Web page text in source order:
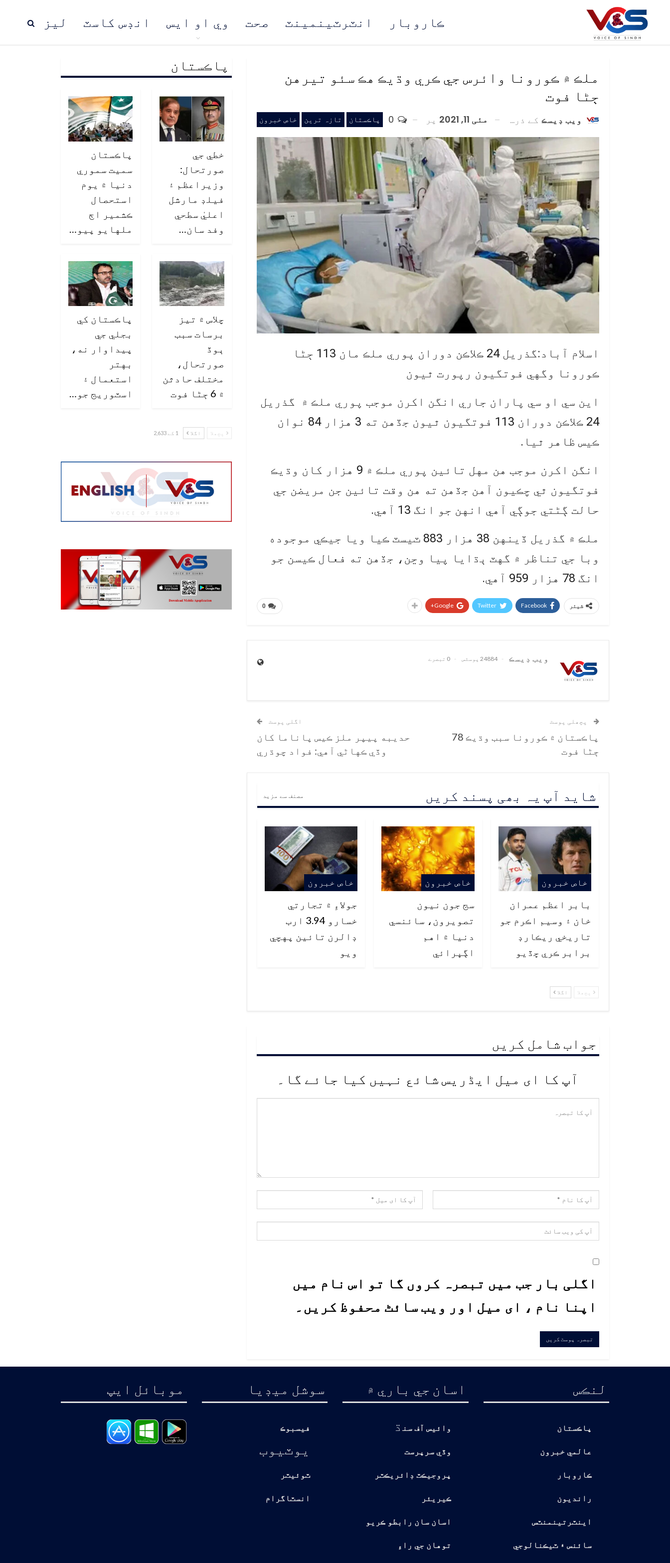
ليز انڊس کاسٽ وي او ايس صحت انٽرٽينمينٽ ڪاروبار
پاڪستان مُنڍ
ملڪ ۾ ڪورونا وائرس جي ڪري وڌيڪ هڪ سئو تيرهن
ڄڻا فوت
پاڪستان تازہ ترین خاص خبرون ويب ڊيسڪ کے ذریعہ مئی 11, 2021 پر
اسلام آباد:گذريل 24 ڪلاڪن دوران پوري ملڪ مان 113 ڄڻا
ڪورونا وگهي فوتگيون رپورت ٿيون
اين سي او سي پاران جاري انگن اکرن موجب پوري ملڪ ۾ گذريل
24 ڪلاڪن دوران 113 فوتگيون ٿيون جڏهن ته 3 هزار 84 نوان
ڪيس ظاهر ٿيا.
انگن اکرن موجب هن مهل تائين پوري ملڪ ۾ 9 هزار کان وڌيڪ
فوتگيون ٿي چڪيون آهن جڏهن ته هن وقت تائين جن مريضن جي
حالت ڳڻتي جوڳي آهي انهن جو انگ 13 آهي.
ملڪ ۾ گذريل ڏينهن 38 هزار 883 ٽيسٽ ڪيا ويا جيڪي موجوده
وبا جي تناظر ۾ گهٽ ٻڌايا پيا وڃن، جڏهن ته فعال ڪيسن جو
انگ 78 هزار 959 آهي.
0 شیئر Facebook
Twitter
Google+
ويب ڊيسڪ 24884 پوسٹس 0 تبصرے
پچھلی پوسٹ
پاڪستان ۾ ڪورونا سبب وڌيڪ 78
ڄڻا فوت
اگلی پوسٹ
حديبه پيپر ملز ڪيس پاناما کان
وڏي ڪهاڻي آهي: فواد چوڌري
شاید آپ یہ بھی پسند کریں مصنف سے مزید
خاص خبرون
بابر اعظم عمران
خان ۽ وسيم اڪرم جو
تاريخي ريڪارڊ
برابر ڪري ڇڏيو
خاص خبرون
سج جون نيون
تصويرون، سائنسي
دنيا ۾ اهم
اڳڀرائي
خاص خبرون
جولاءِ ۾ تجارتي
خسارو 3.94 ارب
ڊالرن تائين پهچي
ويو
پچھلا اگلا
جواب شامل کریں
آپ کا ای میل ایڈریس شائع نہیں کیا جائے گا۔
اگلی بار جب میں تبصرہ کروں گا تو اس نام میں
اپنا نام ، ای میل اور ویب سائٹ محفوظ کریں۔
پاڪستان
خطي جي
صورتحال:
وزيراعظم ۽
فيلڊ مارشل
اعليٰ سطحي
وفد سان…
پاڪستان
سميت سموري
دنيا ۾ يوم
استحصال
ڪشمير اڄ
ملهايو پيو…
چلاس ۾ تيز
برسات سبب
ٻوڏ
صورتحال،
مختلف حادثن
۾ 6 ڄڻا فوت
پاڪستان کي
بجلي جي
پيداوار نه،
بهتر
استعمال ۽
اسٽوريج جو…
پچھلا اگلا 1 کے 2,633
لنڪس
پاڪستان
عالمي خبرون
ڪاروبار
رانديون
اينٽرتينمنٽس
سائنس ۽ ٽيڪنالوجي
اسان جي باري ۾
وائيس آف سن ڌ
وڏي سرپرست
پروجيڪٽ ڊائريڪٽر
ڪيريئر
اسان سان رابطو ڪريو
توهان جي راءِ
سوشل ميڊيا
فيسبوڪ
يوٽيوب
ٽوئيٽر
انسٽاگرام
موبائل ايپ